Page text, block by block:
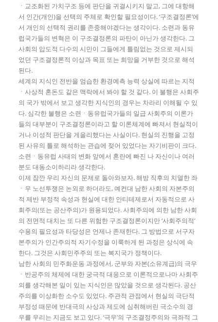
ㆍ교조화된 가치구조 등에 판단을 귀결시키지 말고, 그에 대항해
서 인간(개인)을 선택의 주체로 확인할 필요성이다. ‘구조결정론’에
서 개인의 선택적 권리를 존중해야겠다는 생각이다. 소련과 동유
럽국가들의 변혁은 이 구조결정론의 파탄이 아닌가 생각한다. 그
사회의 압도적 다수의 시민이 그들에게 틀림없는 것으로 제시되
었던 구조결정론적 이상과 목표 또는 희망을 거부한 것으로 해석
된다.
세계의 지식인 전반을 엄습한 환경예측 능력 상실에 따르는 지적
ㆍ사상적 혼돈도 같은 맥락에서 봐야 할 것 같다. 이 불행은 사회주
의 국가 밖에서 보고 생각한 지식인의 경우는 차라리 이해될 수 있
다. 심각한 불행은 소련ㆍ동유럽국가들의 일급 사회주의 이론가
들의 대부분이 구조결정론이라고 할 이론체계에 빠져서 현실적이
거나 이성적 판단을 게을리했다는 사실이다. 현실의 진행을 고정
된 사유의 틀로 해석하는 관습에 젖어 있었다는 자기비판이 크다.
소련ㆍ동유럽 사태의 변화 앞에서 혼란에 빠진 나 자신이나 여러
분도 대동소이하리라 생각한다.
이제 잠깐 우리 자신의 문제로 돌아와보자. 해방 직후의 치열한 좌
ㆍ우 노선투쟁은 논외로 하더라도, 예컨대 남한 사회의 자본주의
적 제반 부정적 속성과 현실에 대한 안티테제로서 자동적으로 사
회주의(또는 공산주의)가 원용되었다. 사회주의에 의한 남한 사회
의 전면적 대치는 또 다른 위험한 구조결정론이지만 ‘사회주의적’
수용의 필요성과 타당성은 언제나 존재한다. 그 방법으로 서구자
본주의가 인간주의적 자기수정을 이룩하게 된 과정은 상식에 속
한다. 그것은 사회민주주의 또는 복지국가 정책이다.
남한 사회의 민주화운동 과정에서, 군부와 자본(소유계급)의 극우
ㆍ반공주의 체제에 대한 궁극적 대응으로 이론적으로나마 사회주
의를 생각해본 일이 있는 지식인은 많았을 것으로 생각된다. 공산
주의를 이상화한 소수도 있었다. 주관적 관점에서 현실의 극단적
부정성 때문에 반대극의 사상과 제도에 심취해버린 극소수의 경
우를 우리는 지금도 보고 있다. ‘극우’의 구조결정주의와 극좌적 그